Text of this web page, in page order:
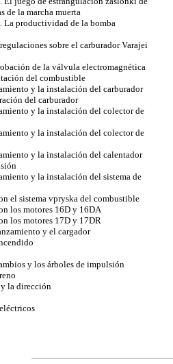
de la marcha muerta
La productividad de la bomba
sobre el carburador Varajei
de la válvula electromagnética
del combustible
y la instalación del carburador
del carburador
y la instalación del colector de
y la instalación del colector de
y la instalación del calentador
y la instalación del sistema de
el sistema vpryska del combustible
los motores 16D y 16DA
los motores 17D y 17DR
y el cargador
y los árboles de impulsión
y la dirección